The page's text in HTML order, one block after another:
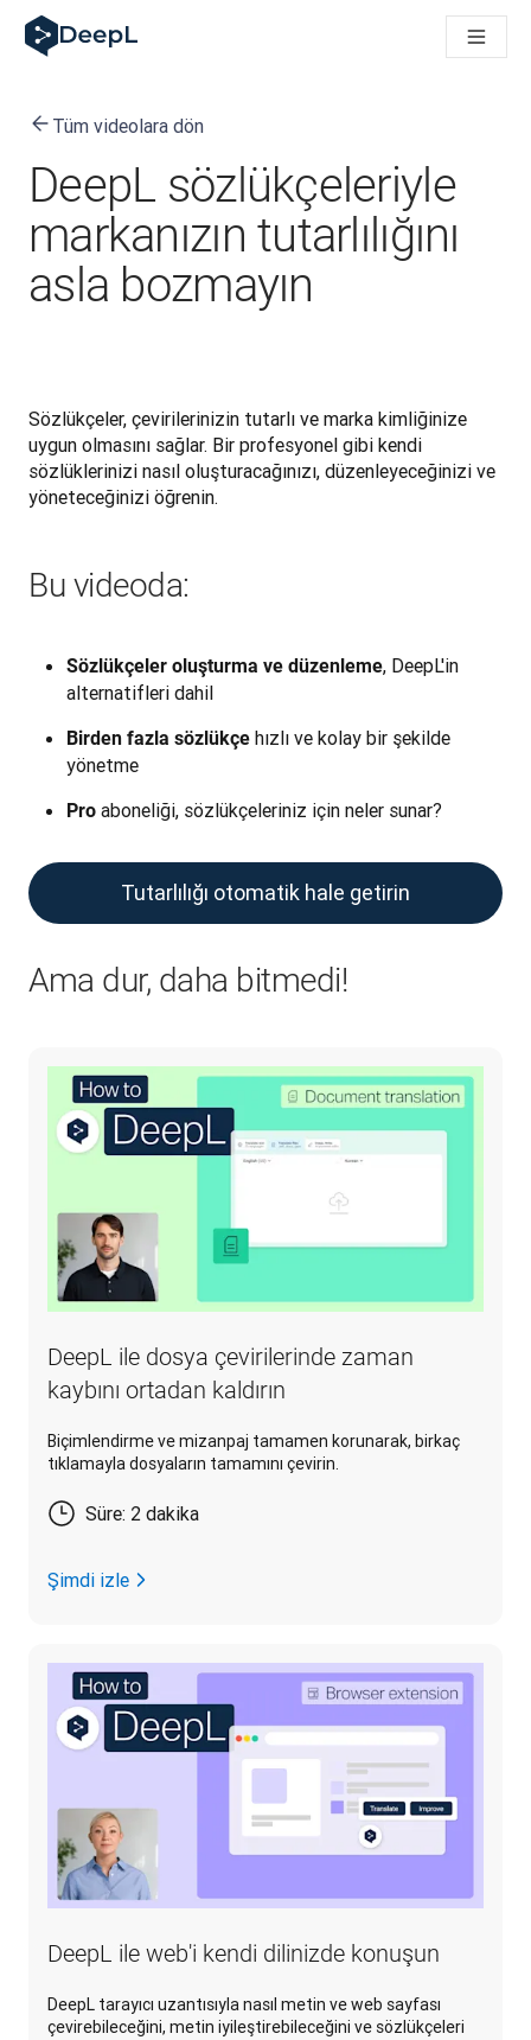
AI ajanları için DeepL
DeepL Translation Flow: Önemli kullanım senaryoları ve
Translation Flow’u Keşfedin: Çeviri iş akışlarını baştan
DeepL için Çeviri Kalite Değerlendirmesini Nasıl Geliştiriyoruz
Yüksek kaliteli metin çevirisinden gerçek zamanlı ses
Building an instantly accessible voice demo with DeepL
Tüm videolara dön
DeepL sözlükçeleriyle
markanızın tutarlılığını
asla bozmayın
Sözlükçeler, çevirilerinizin tutarlı ve marka kimliğinize
uygun olmasını sağlar. Bir profesyonel gibi kendi
sözlüklerinizi nasıl oluşturacağınızı, düzenleyeceğinizi ve
yöneteceğinizi öğrenin.
Bu videoda:
Sözlükçeler oluşturma ve düzenleme, DeepL'in
alternatifleri dahil
Birden fazla sözlükçe hızlı ve kolay bir şekilde
yönetme
Pro aboneliği, sözlükçeleriniz için neler sunar?
Tutarlılığı otomatik hale getirin
Ama dur, daha bitmedi!
DeepL ile dosya çevirilerinde zaman
kaybını ortadan kaldırın
Biçimlendirme ve mizanpaj tamamen korunarak, birkaç
tıklamayla dosyaların tamamını çevirin.
Süre: 2 dakika
Şimdi izle
DeepL ile web'i kendi dilinizde konuşun
DeepL tarayıcı uzantısıyla nasıl metin ve web sayfası
çevirebileceğini, metin iyileştirebileceğini ve sözlükçeleri